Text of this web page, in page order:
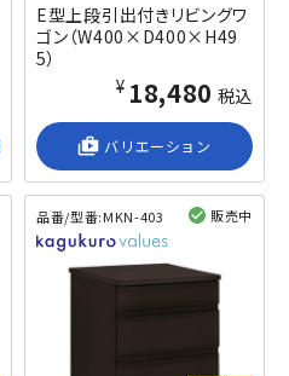
E型上段引出付きリビングワ
ゴン（W400×D400×H49
5）
¥18,480 税込
shop_2 バリエーション
品番/型番:MKN-403 販売中